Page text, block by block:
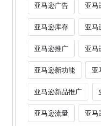
亚马逊广告 亚马
亚马逊库存 亚马
亚马逊推广 亚马
亚马逊新功能 亚
亚马逊新品推广
亚马逊流量 亚马